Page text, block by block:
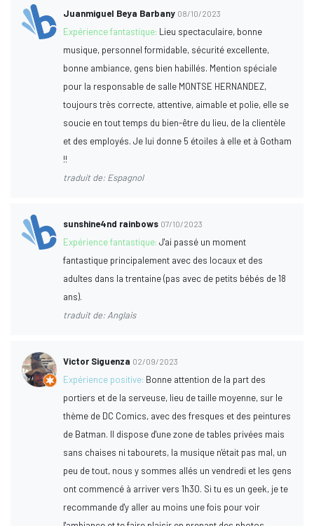
Juanmiguel Beya Barbany 08/10/2023
Expérience fantastique: Lieu spectaculaire, bonne
musique, personnel formidable, sécurité excellente,
bonne ambiance, gens bien habillés. Mention spéciale
pour la responsable de salle MONTSE HERNANDEZ,
toujours très correcte, attentive, aimable et polie, elle se
soucie en tout temps du bien-être du lieu, de la clientèle
et des employés. Je lui donne 5 étoiles à elle et à Gotham
!!
traduit de: Espagnol
sunshine4nd rainbows 07/10/2023
Expérience fantastique:J'ai passé un moment
fantastique principalement avec des locaux et des
adultes dans la trentaine (pas avec de petits bébés de 18
ans).
traduit de: Anglais
Victor Siguenza 02/09/2023
Expérience positive: Bonne attention de la part des
portiers et de la serveuse, lieu de taille moyenne, sur le
thème de DC Comics, avec des fresques et des peintures
de Batman. Il dispose d'une zone de tables privées mais
sans chaises ni tabourets, la musique n'était pas mal, un
peu de tout, nous y sommes allés un vendredi et les gens
ont commencé à arriver vers 1h30. Si tu es un geek, je te
recommande d'y aller au moins une fois pour voir